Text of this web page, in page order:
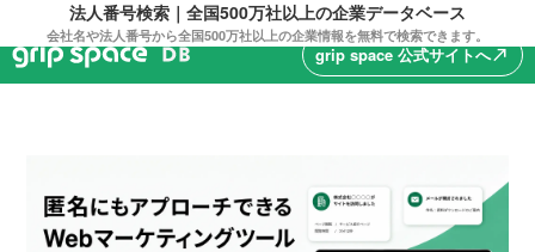
法人番号検索｜全国500万社以上の企業データベース
会社名や法人番号から全国500万社以上の企業情報を無料で検索できます。
grip space 公式サイトへnorth_east